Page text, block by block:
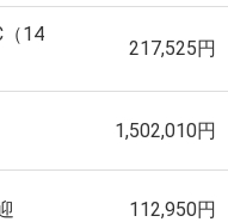
14
217,525円
1,502,010円
112,950円